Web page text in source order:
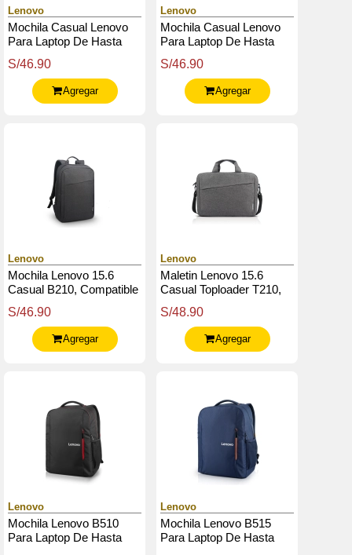
Lenovo
Mochila Casual Lenovo
Para Laptop De Hasta
S/46.90
Agregar
Lenovo
Mochila Casual Lenovo
Para Laptop De Hasta
S/46.90
Agregar
Lenovo
Mochila Lenovo 15.6
Casual B210, Compatible
15.6"
S/46.90
Agregar
Lenovo
Maletin Lenovo 15.6
Casual Toploader T210,
De Hasta 15.6"
S/48.90
Agregar
Lenovo
Mochila Lenovo B510
Para Laptop De Hasta
Lenovo
Mochila Lenovo B515
Para Laptop De Hasta